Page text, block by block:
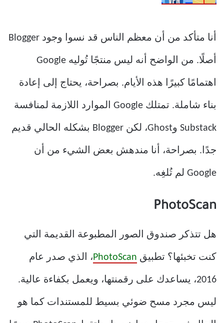
أنا متأكد من أن معظم الناس قد نسوا وجود Blogger
أصلًا. من الواضح أنه ليس منتجًا تُوليه Google
اهتمامًا كبيرًا هذه الأيام. بصراحة، يحتاج إلى إعادة
بناء شاملة. تمتلك Google الموارد اللازمة لمنافسة
Substack وGhost، لكن Blogger بشكله الحالي قديم
جدًا. بصراحة، أنا مندهش بعض الشيء من أن
Google لم تُلغِه.
PhotoScan
هل تتذكر صندوق الصور المطبوعة القديمة التي
كنت تخبئها؟ تطبيق PhotoScan، الذي صدر عام
2016، يساعدك على رقمنتها، ويعمل بكفاءة عالية.
ليس مجرد مسح ضوئي بسيط للمستندات كما هو